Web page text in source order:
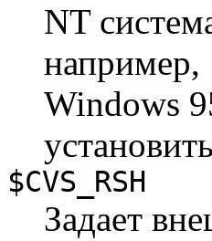
NT
например,
Windows
установить
$CVS_RSH
Задает